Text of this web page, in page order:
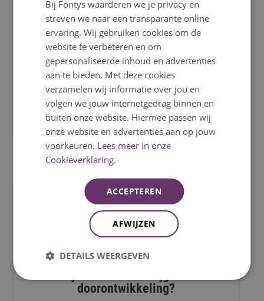
Naar de Quickscan
Naar het raamwerk HLO
Complextool
Route 3: Evalueren en doorontwikkelen
• Wil je de verschillende onderdelen
van een HLO evalueren om de
huidige situatie met de gewenste
situatie te vergelijken?
doorontwikkeling?
Bij Fontys waarderen we je privacy en
streven we naar een transparante online
ervaring. Wij gebruiken cookies om de
website te verbeteren en om
gepersonaliseerde inhoud en advertenties
aan te bieden. Met deze cookies
verzamelen wij informatie over jou en
volgen we jouw internetgedrag binnen en
buiten onze website. Hiermee passen wij
onze website en advertenties aan op jouw
voorkeuren. Lees meer in onze
Cookieverklaring.
ACCEPTEREN
AFWIJZEN
DETAILS WEERGEVEN